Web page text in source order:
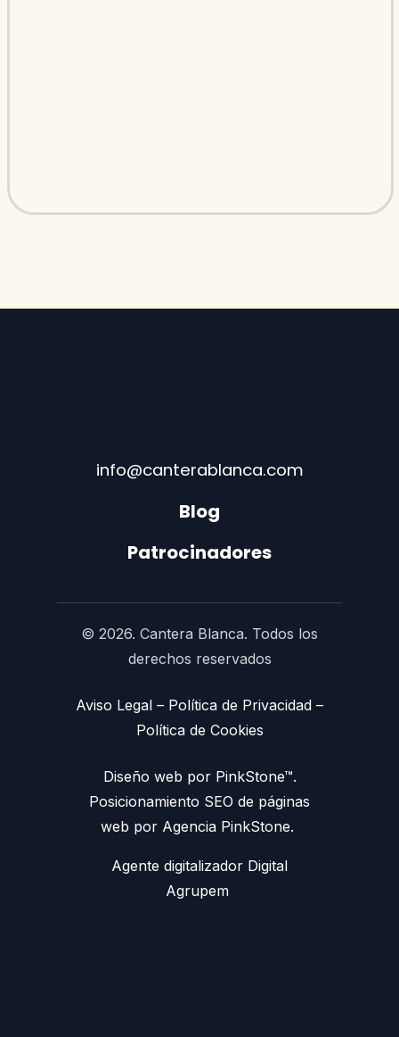
info@canterablanca.com
Blog
Patrocinadores
© 2026. Cantera Blanca. Todos los
derechos reservados
Aviso Legal – Política de Privacidad –
Política de Cookies
Diseño web por PinkStone™.
Posicionamiento SEO de páginas
web por Agencia PinkStone.
Agente digitalizador Digital
Agrupem